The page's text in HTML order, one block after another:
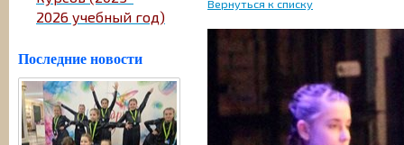
2026 учебный год)
Последние новости
Вернуться к списку